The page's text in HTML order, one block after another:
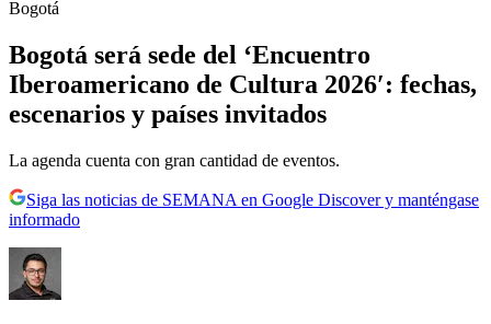
Bogotá
Bogotá será sede del ‘Encuentro
Iberoamericano de Cultura 2026′: fechas,
escenarios y países invitados
La agenda cuenta con gran cantidad de eventos.
Siga las noticias de SEMANA en Google Discover y manténgase
informado